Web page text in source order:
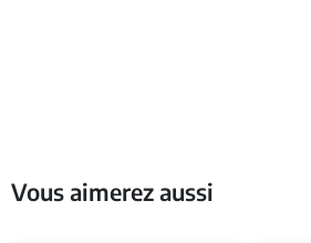
Vous aimerez aussi